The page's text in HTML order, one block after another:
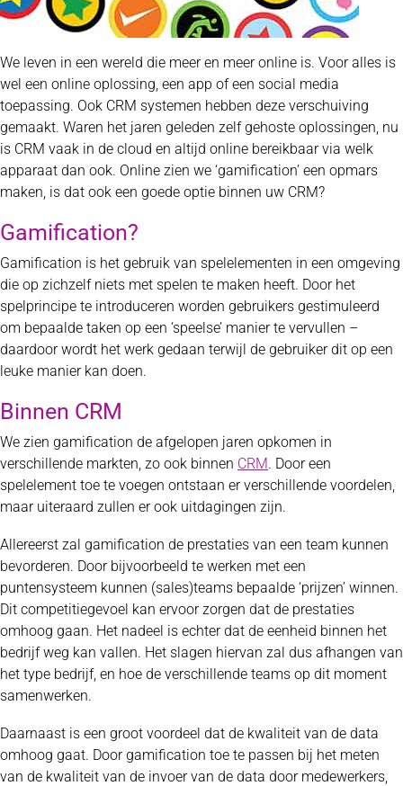
We leven in een wereld die meer en meer online is. Voor alles is
wel een online oplossing, een app of een social media
toepassing. Ook CRM systemen hebben deze verschuiving
gemaakt. Waren het jaren geleden zelf gehoste oplossingen, nu
is CRM vaak in de cloud en altijd online bereikbaar via welk
apparaat dan ook. Online zien we ‘gamification’ een opmars
maken, is dat ook een goede optie binnen uw CRM?
Gamification?
Gamification is het gebruik van spelelementen in een omgeving
die op zichzelf niets met spelen te maken heeft. Door het
spelprincipe te introduceren worden gebruikers gestimuleerd
om bepaalde taken op een ‘speelse’ manier te vervullen –
daardoor wordt het werk gedaan terwijl de gebruiker dit op een
leuke manier kan doen.
Binnen CRM
We zien gamification de afgelopen jaren opkomen in
verschillende markten, zo ook binnen CRM. Door een
spelelement toe te voegen ontstaan er verschillende voordelen,
maar uiteraard zullen er ook uitdagingen zijn.
Allereerst zal gamification de prestaties van een team kunnen
bevorderen. Door bijvoorbeeld te werken met een
puntensysteem kunnen (sales)teams bepaalde ‘prijzen’ winnen.
Dit competitiegevoel kan ervoor zorgen dat de prestaties
omhoog gaan. Het nadeel is echter dat de eenheid binnen het
bedrijf weg kan vallen. Het slagen hiervan zal dus afhangen van
het type bedrijf, en hoe de verschillende teams op dit moment
samenwerken.
Daarnaast is een groot voordeel dat de kwaliteit van de data
omhoog gaat. Door gamification toe te passen bij het meten
van de kwaliteit van de invoer van de data door medewerkers,